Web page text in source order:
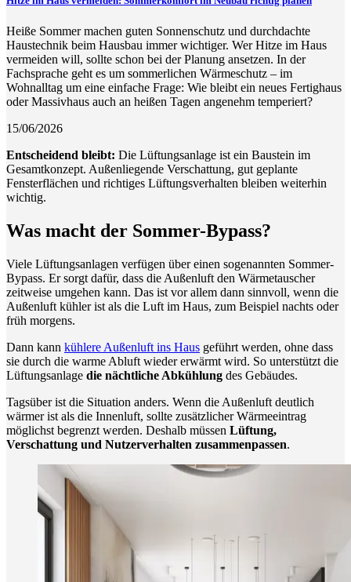
Heiße Sommer machen guten Sonnenschutz und durchdachte
Haustechnik beim Hausbau immer wichtiger. Wer Hitze im Haus
vermeiden will, sollte schon bei der Planung ansetzen. In der
Fachsprache geht es um sommerlichen Wärmeschutz – im
Wohnalltag um eine einfache Frage: Wie bleibt ein neues Fertighaus
oder Massivhaus auch an heißen Tagen angenehm temperiert?
15/06/2026
Entscheidend bleibt: Die Lüftungsanlage ist ein Baustein im
Gesamtkonzept. Außenliegende Verschattung, gut geplante
Fensterflächen und richtiges Lüftungsverhalten bleiben weiterhin
wichtig.
Was macht der Sommer-Bypass?
Viele Lüftungsanlagen verfügen über einen sogenannten Sommer-
Bypass. Er sorgt dafür, dass die Außenluft den Wärmetauscher
zeitweise umgehen kann. Das ist vor allem dann sinnvoll, wenn die
Außenluft kühler ist als die Luft im Haus, zum Beispiel nachts oder
früh morgens.
Dann kann kühlere Außenluft ins Haus geführt werden, ohne dass
sie durch die warme Abluft wieder erwärmt wird. So unterstützt die
Lüftungsanlage die nächtliche Abkühlung des Gebäudes.
Tagsüber ist die Situation anders. Wenn die Außenluft deutlich
wärmer ist als die Innenluft, sollte zusätzlicher Wärmeeintrag
möglichst begrenzt werden. Deshalb müssen Lüftung,
Verschattung und Nutzerverhalten zusammenpassen.